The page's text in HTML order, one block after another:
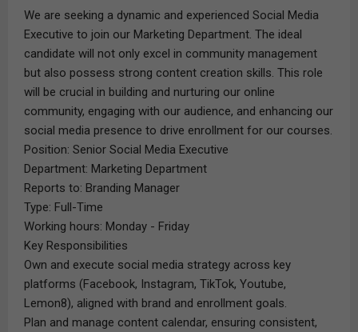
We are seeking a dynamic and experienced Social Media
Executive to join our Marketing Department. The ideal
candidate will not only excel in community management
but also possess strong content creation skills. This role
will be crucial in building and nurturing our online
community, engaging with our audience, and enhancing our
social media presence to drive enrollment for our courses.
Position: Senior Social Media Executive
Department: Marketing Department
Reports to: Branding Manager
Type: Full-Time
Working hours: Monday - Friday
Key Responsibilities
Own and execute social media strategy across key
platforms (Facebook, Instagram, TikTok, Youtube,
Lemon8), aligned with brand and enrollment goals.
Plan and manage content calendar, ensuring consistent,